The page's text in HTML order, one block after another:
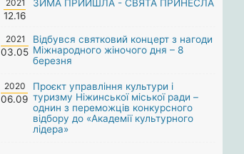
2021
12.16
ЗИМА ПРИЙШЛА - СВЯТА ПРИНЕСЛА
2021
03.05
Відбувся святковий концерт з нагоди
Міжнародного жіночого дня – 8
березня
2020
06.09
Проєкт управління культури і
туризму Ніжинської міської ради –
однин з переможців конкурсного
відбору до «Академії культурного
лідера»